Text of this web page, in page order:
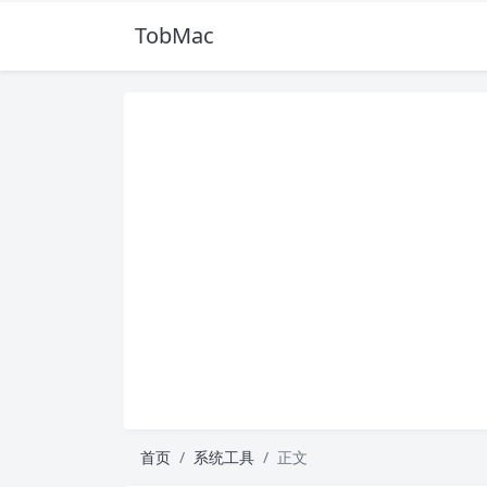
TobMac
首页 系统工具 正文